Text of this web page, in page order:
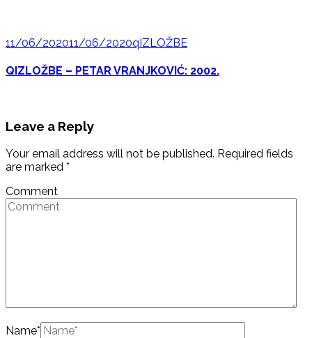
11/06/202011/06/2020qIZLOŽBE
QIZLOŽBE – PETAR VRANJKOVIĆ: 2002.
Leave a Reply
Your email address will not be published. Required fields
are marked *
Comment
Name*